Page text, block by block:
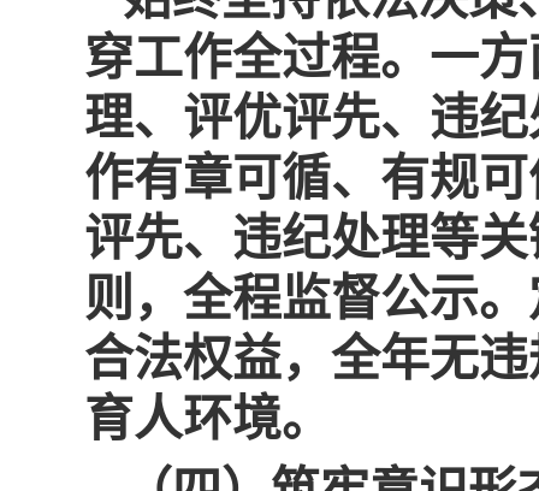
穿工作全过程。一
理、评优评先、违
作有章可循、有规
评先、违纪处理等
则，全程监督公示
合法权益，全年无
育人环境。